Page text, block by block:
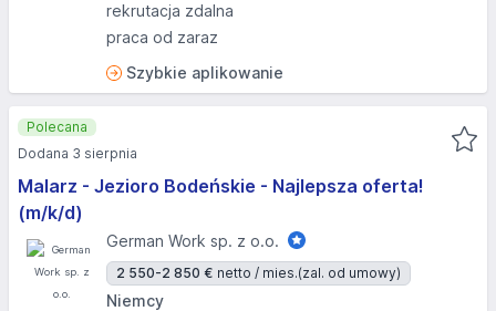
rekrutacja zdalna
praca od zaraz
Szybkie aplikowanie
Malarz - Jezioro Bodeńskie - Najlepsza oferta!
(m/k/d)
German Work sp. z o.o.
2 550-2 850 € netto / mies.(zal. od umowy)
Niemcy
Polecana
Dodana 3 sierpnia